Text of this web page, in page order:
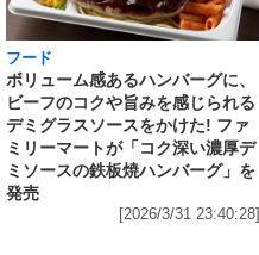
フード
ボリューム感あるハンバーグに、
ビーフのコクや旨みを感じられる
デミグラスソースをかけた! ファ
ミリーマートが「コク深い濃厚デ
ミソースの鉄板焼ハンバーグ」を
発売
[2026/3/31 23:40:28]